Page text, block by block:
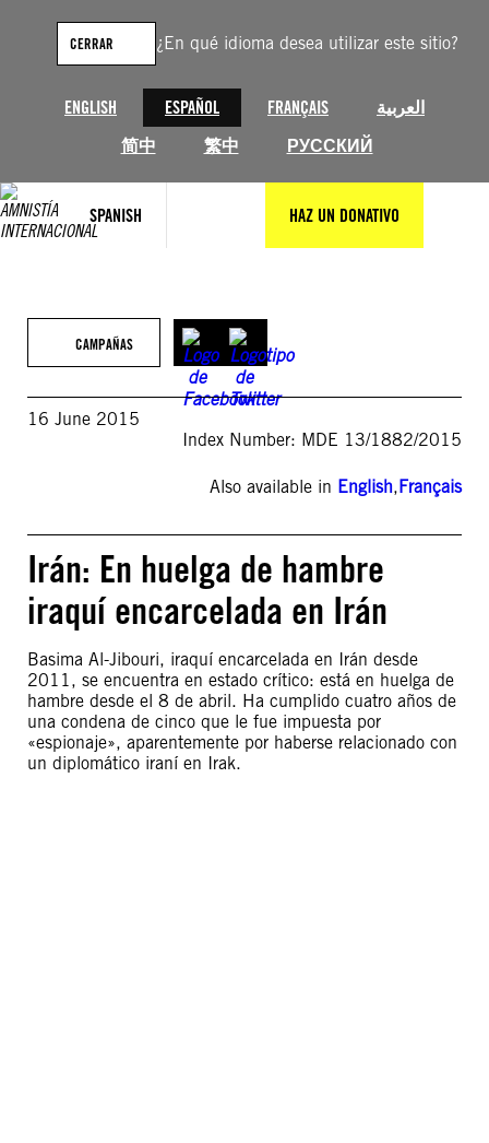
¿En qué idioma desea utilizar este sitio?
ENGLISH ESPAÑOL FRANÇAIS
العربية
简中
繁中 РУССКИЙ
CERRAR
SPANISH HAZ UN DONATIVO
contenido
CAMPAÑAS
16 June 2015
Index Number: MDE 13/1882/2015
Also available in English,Français
Irán: En huelga de hambre
iraquí encarcelada en Irán
Basima Al-Jibouri, iraquí encarcelada en Irán desde
2011, se encuentra en estado crítico: está en huelga de
hambre desde el 8 de abril. Ha cumplido cuatro años de
una condena de cinco que le fue impuesta por
«espionaje», aparentemente por haberse relacionado con
un diplomático iraní en Irak.